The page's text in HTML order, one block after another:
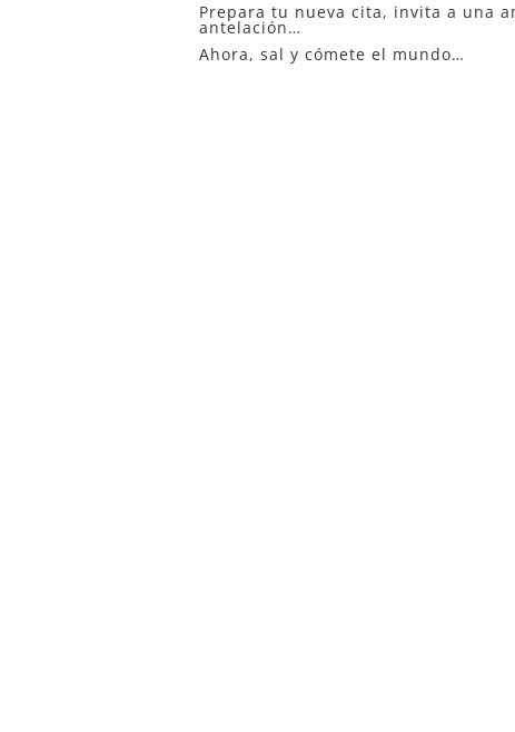
Prepara tu nueva cita, invita a una
antelación…
Ahora, sal y cómete el mundo…